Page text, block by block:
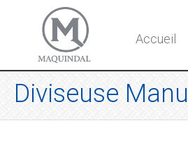
Accueil
Diviseuse